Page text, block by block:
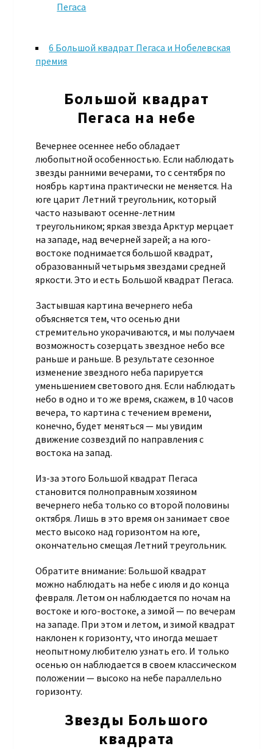
Пегаса
6 Большой квадрат Пегаса и Нобелевская
премия
Большой квадрат
Пегаса на небе
Вечернее осеннее небо обладает
любопытной особенностью. Если наблюдать
звезды ранними вечерами, то с сентября по
ноябрь картина практически не меняется. На
юге царит Летний треугольник, который
часто называют осенне-летним
треугольником; яркая звезда Арктур мерцает
на западе, над вечерней зарей; а на юго-
востоке поднимается большой квадрат,
образованный четырьмя звездами средней
яркости. Это и есть Большой квадрат Пегаса.
Застывшая картина вечернего неба
объясняется тем, что осенью дни
стремительно укорачиваются, и мы получаем
возможность созерцать звездное небо все
раньше и раньше. В результате сезонное
изменение звездного неба парируется
уменьшением светового дня. Если наблюдать
небо в одно и то же время, скажем, в 10 часов
вечера, то картина с течением времени,
конечно, будет меняться — мы увидим
движение созвездий по направления с
востока на запад.
Из-за этого Большой квадрат Пегаса
становится полноправным хозяином
вечернего неба только со второй половины
октября. Лишь в это время он занимает свое
место высоко над горизонтом на юге,
окончательно смещая Летний треугольник.
Обратите внимание: Большой квадрат
можно наблюдать на небе с июля и до конца
февраля. Летом он наблюдается по ночам на
востоке и юго-востоке, а зимой — по вечерам
на западе. При этом и летом, и зимой квадрат
наклонен к горизонту, что иногда мешает
неопытному любителю узнать его. И только
осенью он наблюдается в своем классическом
положении — высоко на небе параллельно
горизонту.
Звезды Большого
квадрата